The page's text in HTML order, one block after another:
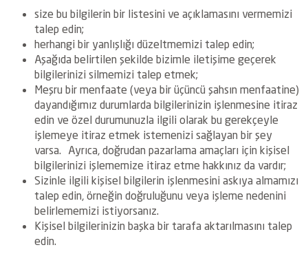
size bu bilgilerin bir listesini ve açıklamasını vermemizi
talep edin;
herhangi bir yanlışlığı düzeltmemizi talep edin;
Aşağıda belirtilen şekilde bizimle iletişime geçerek
bilgilerinizi silmemizi talep etmek;
Meşru bir menfaate (veya bir üçüncü şahsın menfaatine)
dayandığımız durumlarda bilgilerinizin işlenmesine itiraz
edin ve özel durumunuzla ilgili olarak bu gerekçeyle
işlemeye itiraz etmek istemenizi sağlayan bir şey
varsa. Ayrıca, doğrudan pazarlama amaçları için kişisel
bilgilerinizi işlememize itiraz etme hakkınız da vardır;
Sizinle ilgili kişisel bilgilerin işlenmesini askıya almamızı
talep edin, örneğin doğruluğunu veya işleme nedenini
belirlememizi istiyorsanız.
Kişisel bilgilerinizin başka bir tarafa aktarılmasını talep
edin.